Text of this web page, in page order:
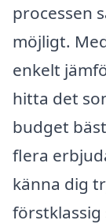
processen
möjligt.
enkelt
hitta det
budget
flera
känna dig
förstklassig